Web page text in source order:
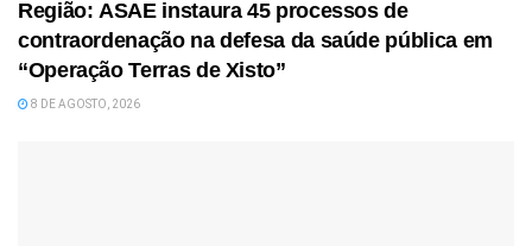
Região: ASAE instaura 45 processos de
contraordenação na defesa da saúde pública em
“Operação Terras de Xisto”
8 DE AGOSTO, 2026